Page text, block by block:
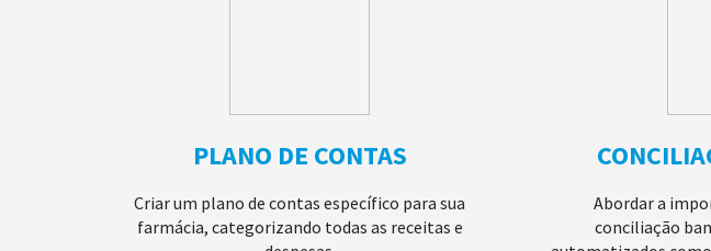
PLANO DE CONTAS
Criar um plano de contas específico para sua
farmácia, categorizando todas as receitas e
Abordar a
conciliação